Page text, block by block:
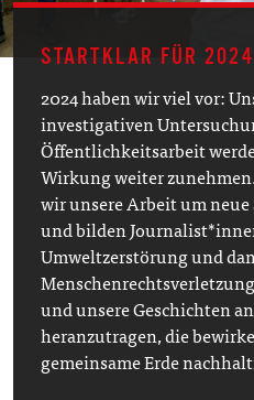
STARTKLAR FÜR 2024
2024 haben wir viel vor:
investigativen
Öffentlichkeitsarbeit
Wirkung weiter
wir unsere Arbeit um
und bilden
Umweltzerstörung und
und unsere Geschichten
heranzutragen, die
gemeinsame Erde